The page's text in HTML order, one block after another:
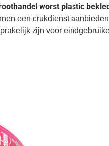
worst plastic
een drukdienst
zijn voor